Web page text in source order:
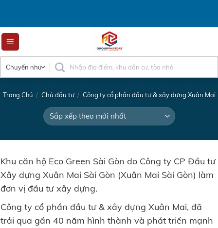
content
Trang Chủ / Chủ đầu tư / Công ty cổ phần đầu tư & xây dựng Xuân Mai
Khu căn hộ Eco Green Sài Gòn do Công ty CP Đầu tư
Xây dựng Xuân Mai Sài Gòn (Xuân Mai Sài Gòn) làm
đơn vị đầu tư xây dựng.
Công ty cổ phần đầu tư & xây dựng Xuân Mai, đã
trải qua gần 40 năm hình thành và phát triển mạnh